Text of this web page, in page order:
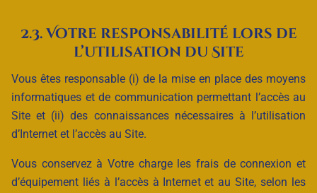
2.3. Votre responsabilité lors de
l’utilisation du Site
Vous êtes responsable (i) de la mise en place des moyens
informatiques et de communication permettant l’accès au
Site et (ii) des connaissances nécessaires à l’utilisation
d’Internet et l’accès au Site.
Vous conservez à Votre charge les frais de connexion et
d’équipement liés à l’accès à Internet et au Site, selon les